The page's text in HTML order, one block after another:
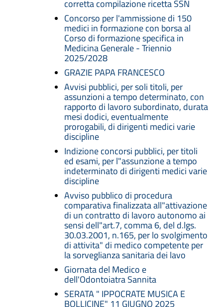
corretta compilazione ricetta SSN
Concorso per l'ammissione di 150
medici in formazione con borsa al
Corso di formazione specifica in
Medicina Generale - Triennio
2025/2028
GRAZIE PAPA FRANCESCO
Avvisi pubblici, per soli titoli, per
assunzioni a tempo determinato, con
rapporto di lavoro subordinato, durata
mesi dodici, eventualmente
prorogabili, di dirigenti medici varie
discipline
Indizione concorsi pubblici, per titoli
ed esami, per l"assunzione a tempo
indeterminato di dirigenti medici varie
discipline
Avviso pubblico di procedura
comparativa finalizzata all"attivazione
di un contratto di lavoro autonomo ai
sensi dell"art.7, comma 6, del d.lgs.
30.03.2001, n.165, per lo svolgimento
di attivita" di medico competente per
la sorveglianza sanitaria dei lavo
Giornata del Medico e
dell'Odontoiatra Sannita
SERATA " IPPOCRATE MUSICA E
BOLLICINE" 11 GIUGNO 2025